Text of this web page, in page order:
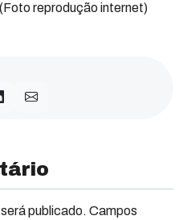
reprodução internet)
publicado. Campos